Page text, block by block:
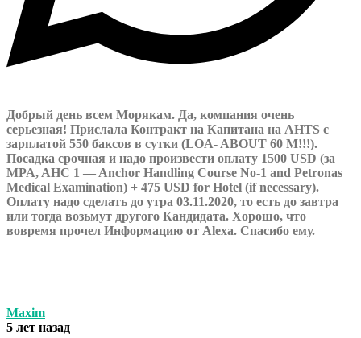
Добрый день всем Морякам. Да, компания очень
серьезная! Прислала Контракт на Капитана на AHTS с
зарплатой 550 баксов в сутки (LOA- ABOUT 60 M!!!).
Посадка срочная и надо произвести оплату 1500 USD (за
MPA, AHC 1 — Anchor Handling Course No-1 and Petronas
Medical Examination) + 475 USD for Hotel (if necessary).
Оплату надо сделать до утра 03.11.2020, то есть до завтра
или тогда возьмут другого Кандидата. Хорошо, что
вовремя прочел Информацию от Alexa. Спасибо ему.
Maxim
5 лет назад